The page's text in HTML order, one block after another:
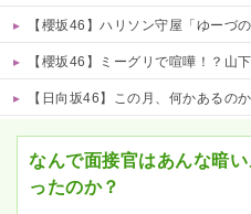
【櫻坂46】ハリソン守屋「ゆーづ
【櫻坂46】ミーグリで喧嘩！？山
【日向坂46】この月、何かあるのか！？
なんで面接官はあんな暗
ったのか？